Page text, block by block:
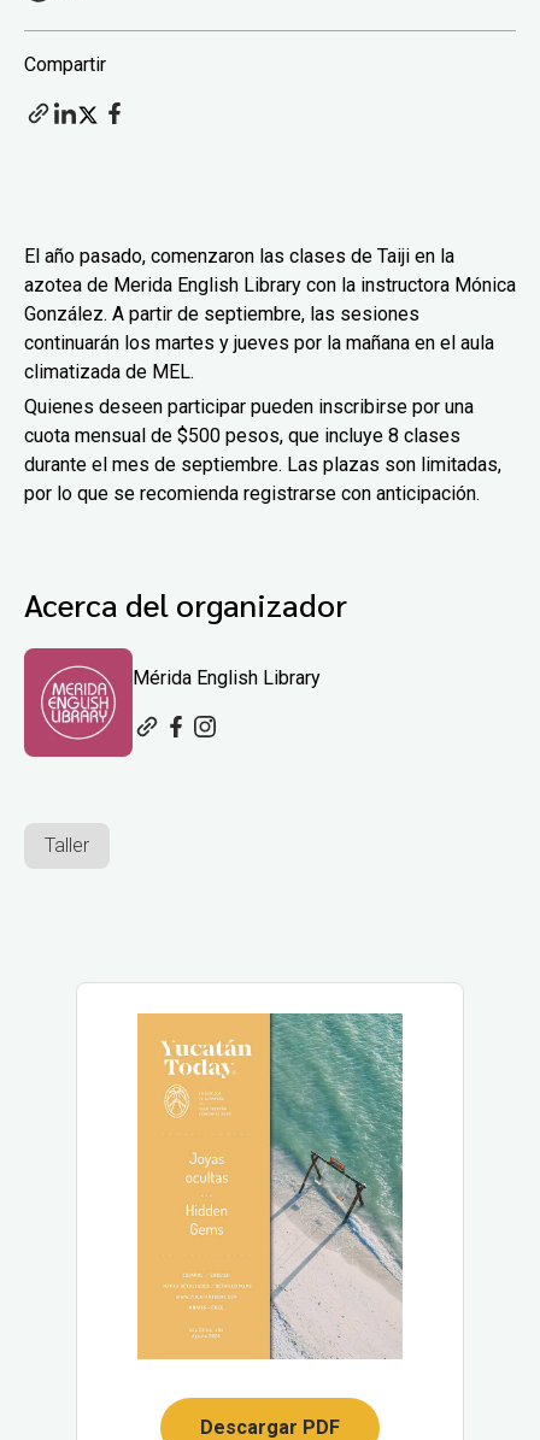
Compartir
El año pasado, comenzaron las clases de Taiji en la
azotea de Merida English Library con la instructora Mónica
González. A partir de septiembre, las sesiones
continuarán los martes y jueves por la mañana en el aula
climatizada de MEL.
Quienes deseen participar pueden inscribirse por una
cuota mensual de $500 pesos, que incluye 8 clases
durante el mes de septiembre. Las plazas son limitadas,
por lo que se recomienda registrarse con anticipación.
Acerca del organizador
Mérida English Library
Taller
Descargar PDF